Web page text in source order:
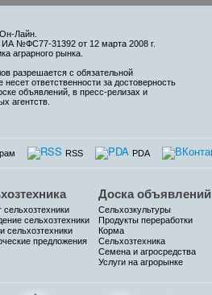
Лайн
№ФС77-31392 от 12 марта 2008 г.
аграрного рынка.
разрешается с обязательной
ответственности за достоверность
объявлений, в пресс-релизах и
агентств.
RSS PDA
сельхозтехники
сельхозтехники
сельхозтехники
предложения
Доска объявлений
Сельхозкультуры
Продукты переработки
Корма
Сельхозтехника
Семена и агросредства
Услуги на агрорынке